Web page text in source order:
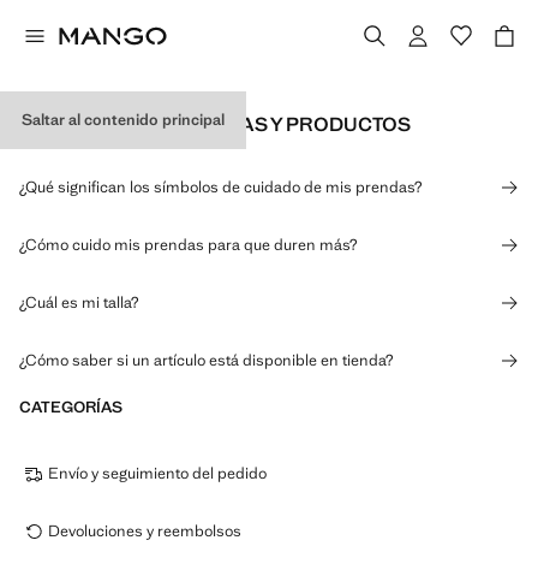
Saltar al contenido principal
INFORMACIÓN DE TALLAS Y PRODUCTOS
¿Qué significan los símbolos de cuidado de mis prendas?
¿Cómo cuido mis prendas para que duren más?
¿Cuál es mi talla?
¿Cómo saber si un artículo está disponible en tienda?
CATEGORÍAS
Envío y seguimiento del pedido
Devoluciones y reembolsos